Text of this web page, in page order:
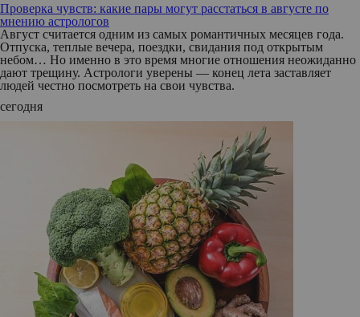
Проверка чувств: какие пары могут расстаться в августе по
мнению астрологов
Август считается одним из самых романтичных месяцев года.
Отпуска, теплые вечера, поездки, свидания под открытым
небом… Но именно в это время многие отношения неожиданно
дают трещину. Астрологи уверены — конец лета заставляет
людей честно посмотреть на свои чувства.
сегодня